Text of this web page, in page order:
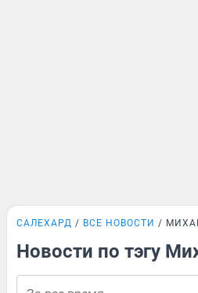
САЛЕХАРД ВСЕ НОВОСТИ
Новости по тэгу